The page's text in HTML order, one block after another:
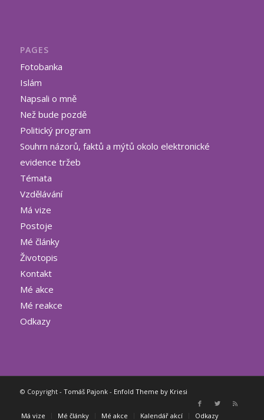
PAGES
Fotobanka
Islám
Napsali o mně
Než bude pozdě
Politický program
Souhrn názorů, faktů a mýtů okolo elektronické
evidence tržeb
Témata
Vzdělávání
Má vize
Postoje
Mé články
Životopis
Kontakt
Mé akce
Mé reakce
Odkazy
© Copyright - Tomáš Pajonk- Enfold Theme by Kriesi
Má vize Mé články Mé akce Kalendář akcí Odkazy